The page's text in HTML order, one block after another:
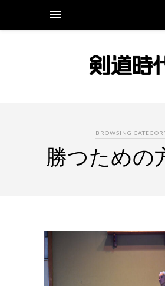
BROWSING
勝つための